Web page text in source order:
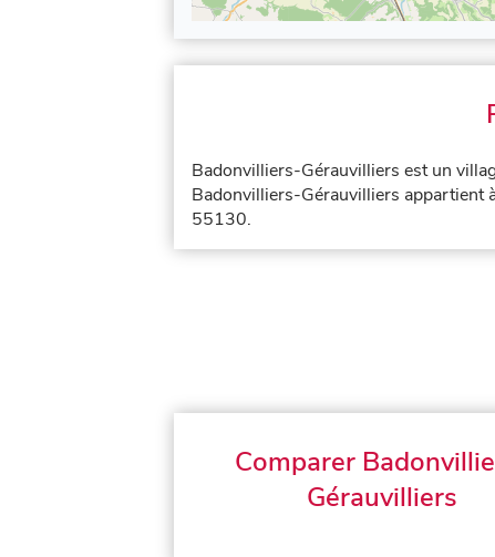
Badonvilliers-Gérauvilliers est un
Badonvilliers-Gérauvilliers appartient
55130.
Comparer
Gérauvilliers